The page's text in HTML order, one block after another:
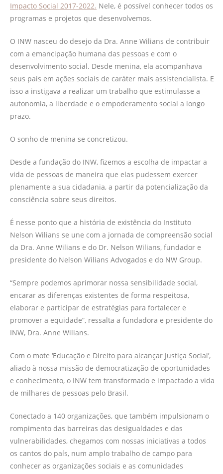
Impacto Social 2017-2022. Nele, é possível conhecer todos os
programas e projetos que desenvolvemos.
O INW nasceu do desejo da Dra. Anne Wilians de contribuir
com a emancipação humana das pessoas e com o
desenvolvimento social. Desde menina, ela acompanhava
seus pais em ações sociais de caráter mais assistencialista. E
isso a instigava a realizar um trabalho que estimulasse a
autonomia, a liberdade e o empoderamento social a longo
prazo.
O sonho de menina se concretizou.
Desde a fundação do INW, fizemos a escolha de impactar a
vida de pessoas de maneira que elas pudessem exercer
plenamente a sua cidadania, a partir da potencialização da
consciência sobre seus direitos.
É nesse ponto que a história de existência do Instituto
Nelson Wilians se une com a jornada de compreensão social
da Dra. Anne Wilians e do Dr. Nelson Wilians, fundador e
presidente do Nelson Wilians Advogados e do NW Group.
“Sempre podemos aprimorar nossa sensibilidade social,
encarar as diferenças existentes de forma respeitosa,
elaborar e participar de estratégias para fortalecer e
promover a equidade”, ressalta a fundadora e presidente do
INW, Dra. Anne Wilians.
Com o mote ‘Educação e Direito para alcançar Justiça Social’,
aliado à nossa missão de democratização de oportunidades
e conhecimento, o INW tem transformado e impactado a vida
de milhares de pessoas pelo Brasil.
Conectado a 140 organizações, que também impulsionam o
rompimento das barreiras das desigualdades e das
vulnerabilidades, chegamos com nossas iniciativas a todos
os cantos do país, num amplo trabalho de campo para
conhecer as organizações sociais e as comunidades